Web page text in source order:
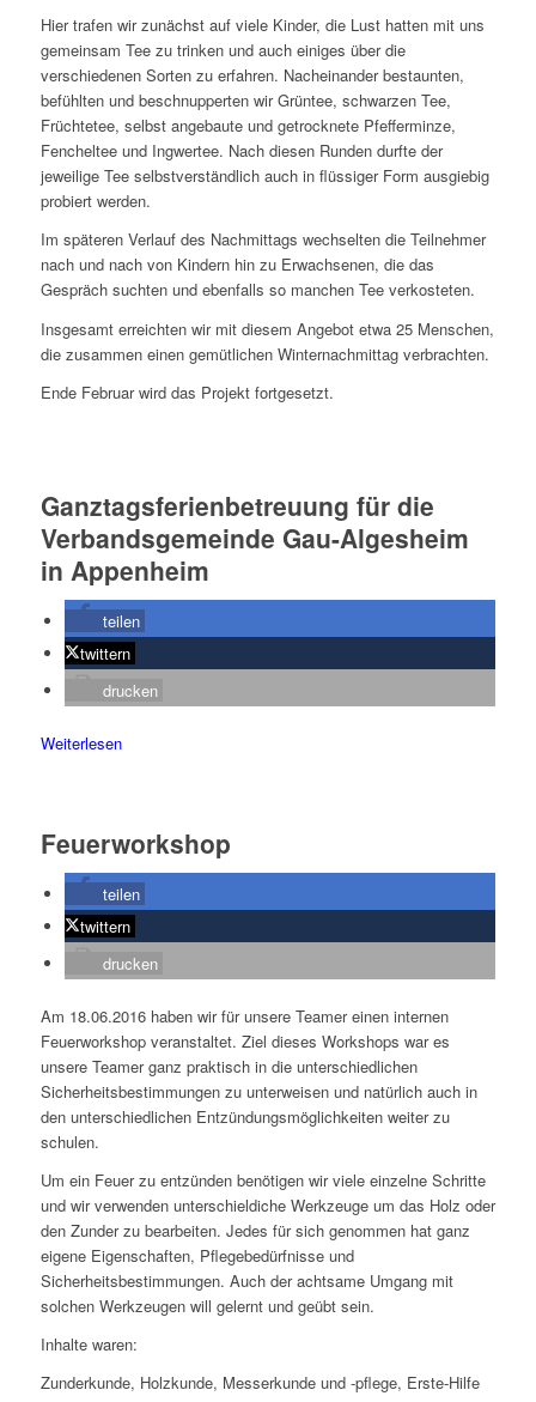
Hier trafen wir zunächst auf viele Kinder, die Lust hatten mit uns
gemeinsam Tee zu trinken und auch einiges über die
verschiedenen Sorten zu erfahren. Nacheinander bestaunten,
befühlten und beschnupperten wir Grüntee, schwarzen Tee,
Früchtetee, selbst angebaute und getrocknete Pfefferminze,
Fencheltee und Ingwertee. Nach diesen Runden durfte der
jeweilige Tee selbstverständlich auch in flüssiger Form ausgiebig
probiert werden.
Im späteren Verlauf des Nachmittags wechselten die Teilnehmer
nach und nach von Kindern hin zu Erwachsenen, die das
Gespräch suchten und ebenfalls so manchen Tee verkosteten.
Insgesamt erreichten wir mit diesem Angebot etwa 25 Menschen,
die zusammen einen gemütlichen Winternachmittag verbrachten.
Ende Februar wird das Projekt fortgesetzt.
Ganztagsferienbetreuung für die
Verbandsgemeinde Gau-Algesheim
in Appenheim
teilen
twittern
drucken
Weiterlesen
Feuerworkshop
teilen
twittern
drucken
Am 18.06.2016 haben wir für unsere Teamer einen internen
Feuerworkshop veranstaltet. Ziel dieses Workshops war es
unsere Teamer ganz praktisch in die unterschiedlichen
Sicherheitsbestimmungen zu unterweisen und natürlich auch in
den unterschiedlichen Entzündungsmöglichkeiten weiter zu
schulen.
Um ein Feuer zu entzünden benötigen wir viele einzelne Schritte
und wir verwenden unterschieldiche Werkzeuge um das Holz oder
den Zunder zu bearbeiten. Jedes für sich genommen hat ganz
eigene Eigenschaften, Pflegebedürfnisse und
Sicherheitsbestimmungen. Auch der achtsame Umgang mit
solchen Werkzeugen will gelernt und geübt sein.
Inhalte waren:
Zunderkunde, Holzkunde, Messerkunde und -pflege, Erste-Hilfe